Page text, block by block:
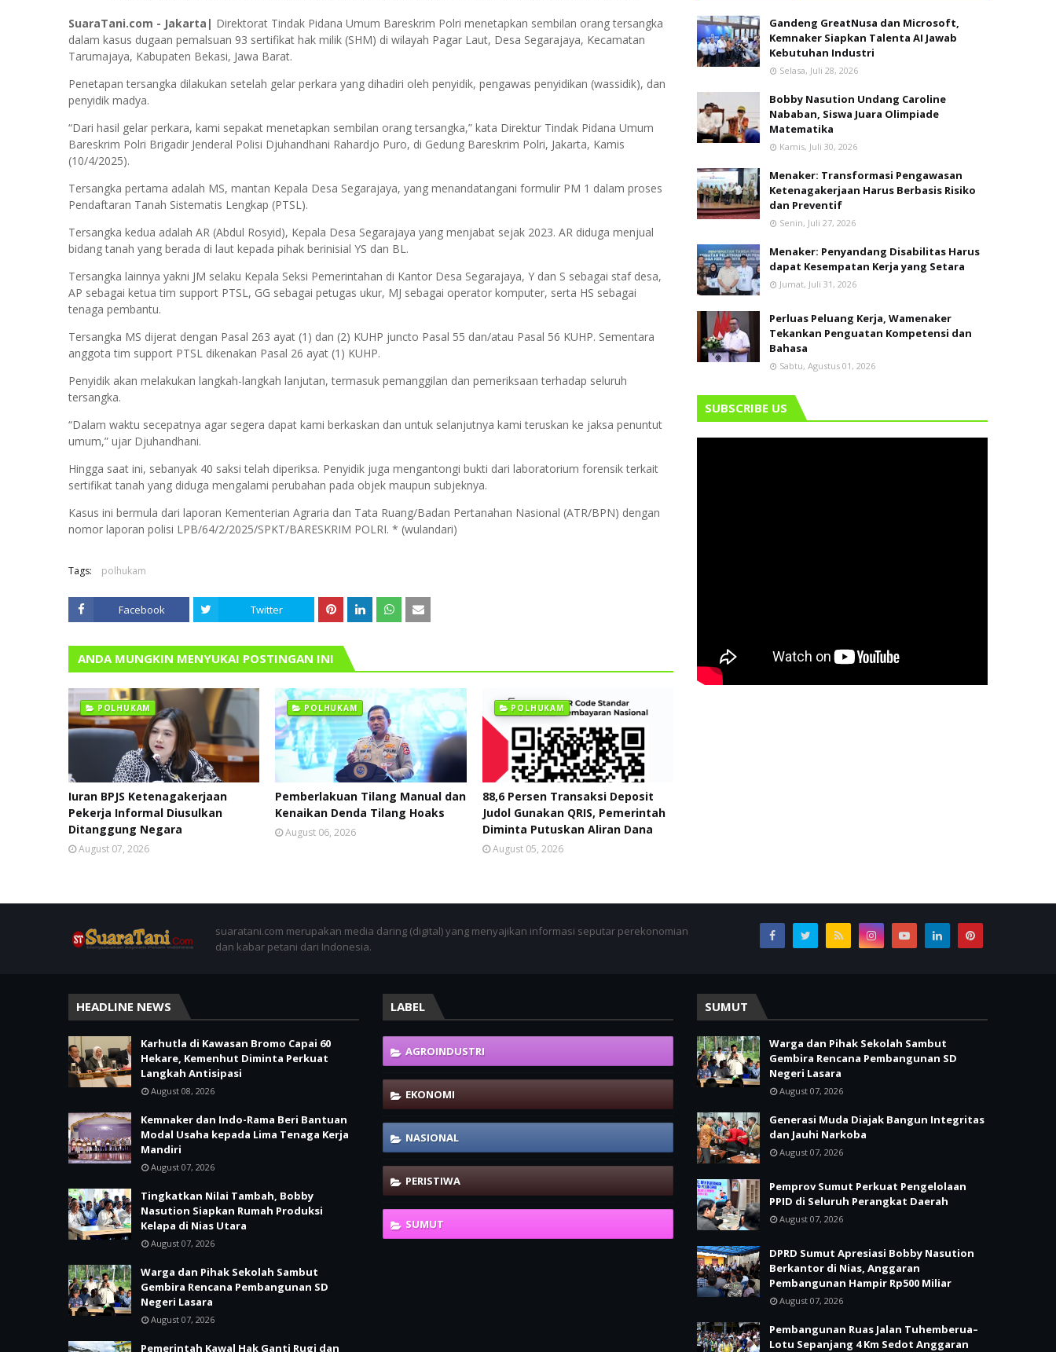
SuaraTani.com - Jakarta| Direktorat Tindak Pidana Umum Bareskrim Polri menetapkan sembilan orang tersangka
dalam kasus dugaan pemalsuan 93 sertifikat hak milik (SHM) di wilayah Pagar Laut, Desa Segarajaya, Kecamatan
Tarumajaya, Kabupaten Bekasi, Jawa Barat.
Penetapan tersangka dilakukan setelah gelar perkara yang dihadiri oleh penyidik, pengawas penyidikan (wassidik), dan
penyidik madya.
“Dari hasil gelar perkara, kami sepakat menetapkan sembilan orang tersangka,” kata Direktur Tindak Pidana Umum
Bareskrim Polri Brigadir Jenderal Polisi Djuhandhani Rahardjo Puro, di Gedung Bareskrim Polri, Jakarta, Kamis
(10/4/2025).
Tersangka pertama adalah MS, mantan Kepala Desa Segarajaya, yang menandatangani formulir PM 1 dalam proses
Pendaftaran Tanah Sistematis Lengkap (PTSL).
Tersangka kedua adalah AR (Abdul Rosyid), Kepala Desa Segarajaya yang menjabat sejak 2023. AR diduga menjual
bidang tanah yang berada di laut kepada pihak berinisial YS dan BL.
Tersangka lainnya yakni JM selaku Kepala Seksi Pemerintahan di Kantor Desa Segarajaya, Y dan S sebagai staf desa,
AP sebagai ketua tim support PTSL, GG sebagai petugas ukur, MJ sebagai operator komputer, serta HS sebagai
tenaga pembantu.
Tersangka MS dijerat dengan Pasal 263 ayat (1) dan (2) KUHP juncto Pasal 55 dan/atau Pasal 56 KUHP. Sementara
anggota tim support PTSL dikenakan Pasal 26 ayat (1) KUHP.
Penyidik akan melakukan langkah-langkah lanjutan, termasuk pemanggilan dan pemeriksaan terhadap seluruh
tersangka.
“Dalam waktu secepatnya agar segera dapat kami berkaskan dan untuk selanjutnya kami teruskan ke jaksa penuntut
umum,” ujar Djuhandhani.
Hingga saat ini, sebanyak 40 saksi telah diperiksa. Penyidik juga mengantongi bukti dari laboratorium forensik terkait
sertifikat tanah yang diduga mengalami perubahan pada objek maupun subjeknya.
Kasus ini bermula dari laporan Kementerian Agraria dan Tata Ruang/Badan Pertanahan Nasional (ATR/BPN) dengan
nomor laporan polisi LPB/64/2/2025/SPKT/BARESKRIM POLRI. * (wulandari)
Tags: polhukam
Facebook Twitter
ANDA MUNGKIN MENYUKAI POSTINGAN INI
POLHUKAM
Iuran BPJS Ketenagakerjaan
Pekerja Informal Diusulkan
Ditanggung Negara
August 07, 2026
POLHUKAM
Pemberlakuan Tilang Manual dan
Kenaikan Denda Tilang Hoaks
August 06, 2026
POLHUKAM
88,6 Persen Transaksi Deposit
Judol Gunakan QRIS, Pemerintah
Diminta Putuskan Aliran Dana
August 05, 2026
Gandeng GreatNusa dan Microsoft,
Kemnaker Siapkan Talenta AI Jawab
Kebutuhan Industri
Selasa, Juli 28, 2026
Bobby Nasution Undang Caroline
Nababan, Siswa Juara Olimpiade
Matematika
Kamis, Juli 30, 2026
Menaker: Transformasi Pengawasan
Ketenagakerjaan Harus Berbasis Risiko
dan Preventif
Senin, Juli 27, 2026
Menaker: Penyandang Disabilitas Harus
dapat Kesempatan Kerja yang Setara
Jumat, Juli 31, 2026
Perluas Peluang Kerja, Wamenaker
Tekankan Penguatan Kompetensi dan
Bahasa
Sabtu, Agustus 01, 2026
SUBSCRIBE US
suaratani.com merupakan media daring (digital) yang menyajikan informasi seputar perekonomian
dan kabar petani dari Indonesia.
HEADLINE NEWS
Karhutla di Kawasan Bromo Capai 60
Hekare, Kemenhut Diminta Perkuat
Langkah Antisipasi
August 08, 2026
Kemnaker dan Indo-Rama Beri Bantuan
Modal Usaha kepada Lima Tenaga Kerja
Mandiri
August 07, 2026
Tingkatkan Nilai Tambah, Bobby
Nasution Siapkan Rumah Produksi
Kelapa di Nias Utara
August 07, 2026
Warga dan Pihak Sekolah Sambut
Gembira Rencana Pembangunan SD
Negeri Lasara
August 07, 2026
Pemerintah Kawal Hak Ganti Rugi dan
LABEL
AGROINDUSTRI
EKONOMI
NASIONAL
PERISTIWA
SUMUT
SUMUT
Warga dan Pihak Sekolah Sambut
Gembira Rencana Pembangunan SD
Negeri Lasara
August 07, 2026
Generasi Muda Diajak Bangun Integritas
dan Jauhi Narkoba
August 07, 2026
Pemprov Sumut Perkuat Pengelolaan
PPID di Seluruh Perangkat Daerah
August 07, 2026
DPRD Sumut Apresiasi Bobby Nasution
Berkantor di Nias, Anggaran
Pembangunan Hampir Rp500 Miliar
August 07, 2026
Pembangunan Ruas Jalan Tuhemberua–
Lotu Sepanjang 4 Km Sedot Anggaran